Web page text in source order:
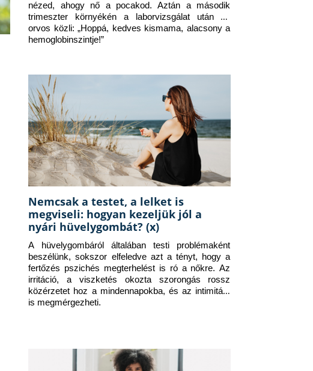
nézed, ahogy nő a pocakod. Aztán a második
trimeszter környékén a laborvizsgálat után az
orvos közli: „Hoppá, kedves kismama, alacsony a
hemoglobinszintje!”
Nemcsak a testet, a lelket is
megviseli: hogyan kezeljük jól a
nyári hüvelygombát? (x)
A hüvelygombáról általában testi problémaként
beszélünk, sokszor elfeledve azt a tényt, hogy a
fertőzés pszichés megterhelést is ró a nőkre. Az
irritáció, a viszketés okozta szorongás rossz
közérzetet hoz a mindennapokba, és az intimitást
is megmérgezheti.